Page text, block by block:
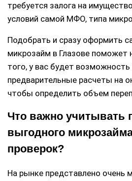
требуется залога на
условий самой МФО, типа
Подобрать и сразу оформить
микрозайм в Глазове поможет
того, у вас будет возможность
предварительные расчеты на
чтобы определить объем
Что важно учитывать
выгодного
проверок?
На рынке представлено очень